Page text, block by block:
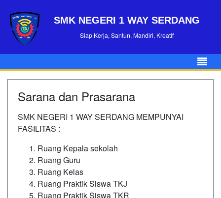
SMK NEGERI 1 WAY SERDANG
Siap Kerja, Santun, Mandiri, Kreatif
Sarana dan Prasarana
SMK NEGERI 1 WAY SERDANG MEMPUNYAI
FASILITAS :
Ruang Kepala sekolah
Ruang Guru
Ruang Kelas
Ruang Praktik Siswa TKJ
Ruang Praktik Siswa TKR